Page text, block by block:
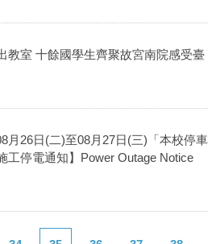
教室 十餘國學生齊聚故宮南院感受臺
月26日(二)至08月27日(三)「本校停車
工停電通知】Power Outage Notice